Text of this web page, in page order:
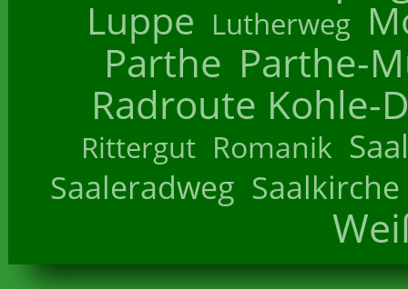
Luppe Lutherweg
Parthe Parthe-
Radroute Kohle-
Rittergut Romanik
Saaleradweg Saalkirche